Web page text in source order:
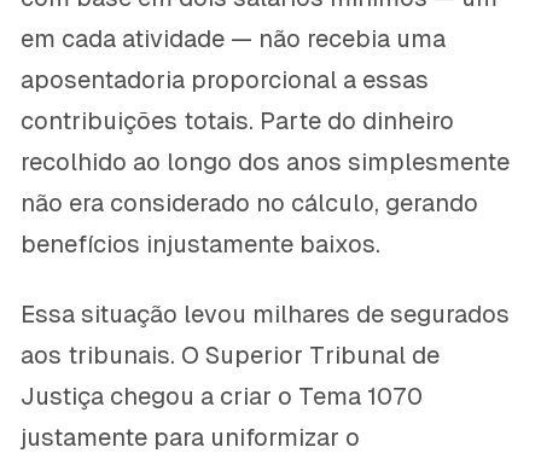
em cada atividade — não recebia uma
aposentadoria proporcional a essas
contribuições totais. Parte do dinheiro
recolhido ao longo dos anos simplesmente
não era considerado no cálculo, gerando
benefícios injustamente baixos.
Essa situação levou milhares de segurados
aos tribunais. O Superior Tribunal de
Justiça chegou a criar o Tema 1070
justamente para uniformizar o